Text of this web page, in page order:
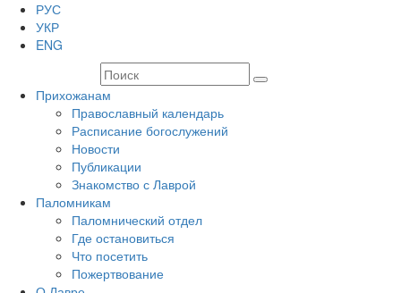
РУС
УКР
ENG
Прихожанам
Православный календарь
Расписание богослужений
Новости
Публикации
Знакомство с Лаврой
Паломникам
Паломнический отдел
Где остановиться
Что посетить
Пожертвование